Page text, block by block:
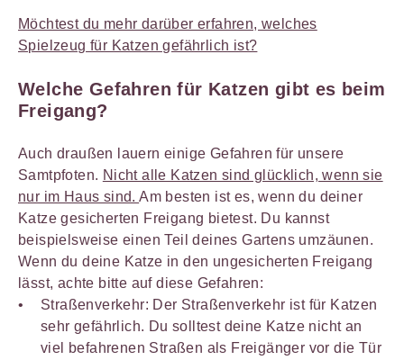
Möchtest du mehr darüber erfahren, welches
Spielzeug für Katzen gefährlich ist?
Welche Gefahren für Katzen gibt es beim
Freigang?
Auch draußen lauern einige Gefahren für unsere
Samtpfoten. Nicht alle Katzen sind glücklich, wenn sie
nur im Haus sind.Am besten ist es, wenn du deiner
Katze gesicherten Freigang bietest. Du kannst
beispielsweise einen Teil deines Gartens umzäunen.
Wenn du deine Katze in den ungesicherten Freigang
lässt, achte bitte auf diese Gefahren:
Straßenverkehr: Der Straßenverkehr ist für Katzen
sehr gefährlich. Du solltest deine Katze nicht an
viel befahrenen Straßen als Freigänger vor die Tür